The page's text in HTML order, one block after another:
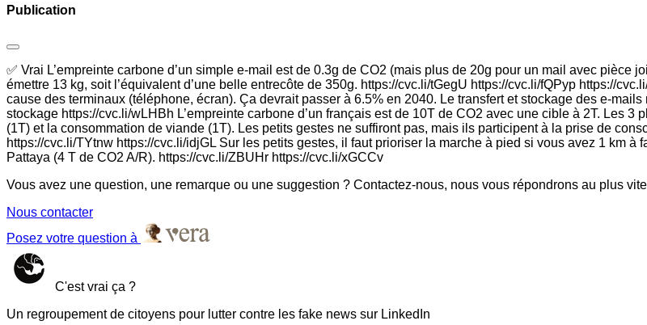
Publication
✅ Vrai L’empreinte carbone d’un simple e-mail est de 0.3g de CO2 (mais plus de 20g pour un mail avec
émettre 13 kg, soit l’équivalent d’une belle entrecôte de 350g. https://cvc.li/tGegU https://cvc.li/fQPyp https://
cause des terminaux (téléphone, écran). Ça devrait passer à 6.5% en 2040. Le transfert et stockage des e-
stockage https://cvc.li/wLHBh L’empreinte carbone d’un français est de 10T de CO2 avec une cible à 2T. Les
(1T) et la consommation de viande (1T). Les petits gestes ne suffiront pas, mais ils participent à la prise de
https://cvc.li/TYtnw https://cvc.li/idjGL Sur les petits gestes, il faut prioriser la marche à pied si vous avez 1 km
Pattaya (4 T de CO2 A/R). https://cvc.li/ZBUHr https://cvc.li/xGCCv
Vous avez une question, une remarque ou une suggestion ? Contactez-nous, nous vous répondrons au plus
Nous contacter
Posez votre question à
C'est vrai ça ?
Un regroupement de citoyens pour lutter contre les fake news sur LinkedIn